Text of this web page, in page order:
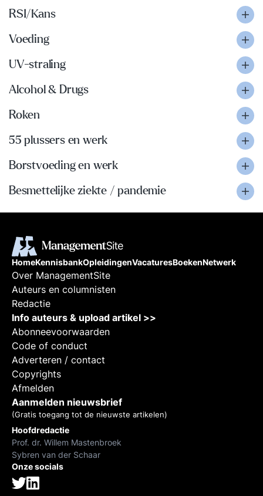
RSI/Kans
Voeding
UV-straling
Alcohol & Drugs
Roken
55 plussers en werk
Borstvoeding en werk
Besmettelijke ziekte / pandemie
HomeKennisbankOpleidingenVacaturesBoekenNetwerk
Over ManagementSite
Auteurs en columnisten
Redactie
Info auteurs & upload artikel >>
Abonneevoorwaarden
Code of conduct
Adverteren / contact
Copyrights
Afmelden
Aanmelden nieuwsbrief
(Gratis toegang tot de nieuwste artikelen)
Hoofdredactie
Prof. dr. Willem Mastenbroek
Sybren van der Schaar
Onze socials